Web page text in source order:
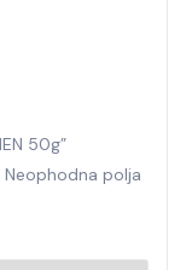
50g”
Neophodna polja